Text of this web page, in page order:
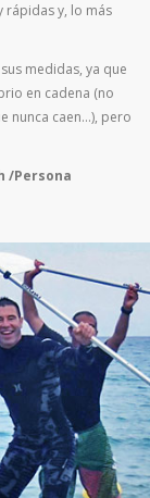
rápidas y, lo más
medidas, ya que
en cadena (no
nunca caen…), pero
/Persona